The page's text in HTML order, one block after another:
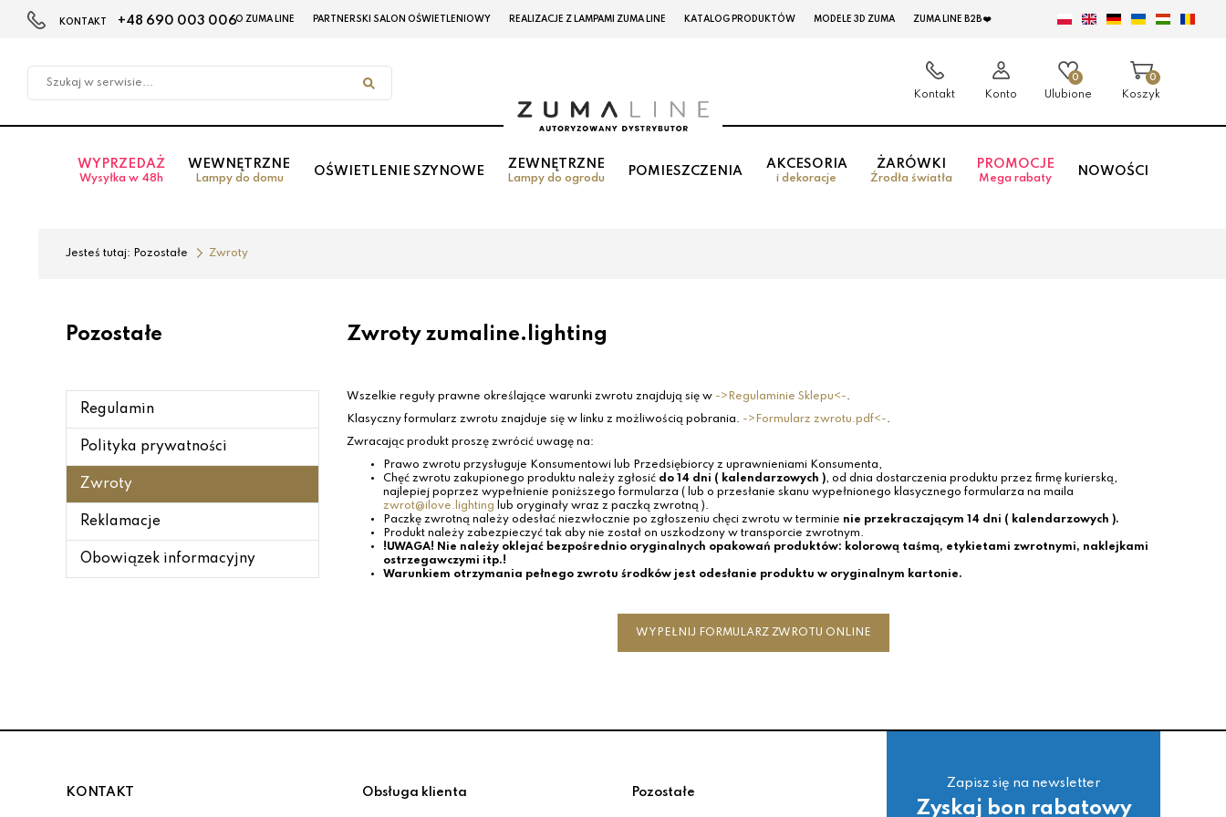
w
KONTAKT +48 690 003 006O ZUMA LINE PARTNERSKI SALON OŚWIETLENIOWY REALIZACJE Z LAMPAMI ZUMA LINE KATALOG PRODUKTÓW MODELE 3D ZUMA ZUMA LINE B2B ❤️
Kontakt Konto
0
Ulubione
0
Koszyk
WYPRZEDAŻ
Wysyłka w 48h
WEWNĘTRZNE
Lampy do domu
OŚWIETLENIE SZYNOWE
ZEWNĘTRZNE
Lampy do ogrodu
POMIESZCZENIA
AKCESORIA
i dekoracje
ŻARÓWKI
Źrodła światła
PROMOCJE
Mega rabaty
NOWOŚCI
Jesteś tutaj: Pozostałe Zwroty
Pozostałe
Regulamin
Polityka prywatności
Zwroty
Reklamacje
Obowiązek informacyjny
Zwroty zumaline.lighting
Wszelkie reguły prawne określające warunki zwrotu znajdują się w ->Regulaminie Sklepu<-.
Klasyczny formularz zwrotu znajduje się w linku z możliwością pobrania. ->Formularz zwrotu.pdf<-.
Zwracając produkt proszę zwrócić uwagę na:
Prawo zwrotu przysługuje Konsumentowi lub Przedsiębiorcy z uprawnieniami Konsumenta,
Chęć zwrotu zakupionego produktu należy zgłosić do 14 dni ( kalendarzowych ), od dnia dostarczenia produktu przez firmę kurierską,
najlepiej poprzez wypełnienie poniższego formularza ( lub o przesłanie skanu wypełnionego klasycznego formularza na maila
zwrot@ilove.lighting lub oryginały wraz z paczką zwrotną ).
Paczkę zwrotną należy odesłać niezwłocznie po zgłoszeniu chęci zwrotu w terminie nie przekraczającym 14 dni ( kalendarzowych ).
Produkt należy zabezpieczyć tak aby nie został on uszkodzony w transporcie zwrotnym.
!UWAGA! Nie należy oklejać bezpośrednio oryginalnych opakowań produktów: kolorową taśmą, etykietami zwrotnymi, naklejkami
ostrzegawczymi itp.!
Warunkiem otrzymania pełnego zwrotu środków jest odesłanie produktu w oryginalnym kartonie.
WYPEŁNIJ FORMULARZ ZWROTU ONLINE
KONTAKT Obsługa klienta Pozostałe
Zapisz się na newsletter
Zyskaj bon rabatowy